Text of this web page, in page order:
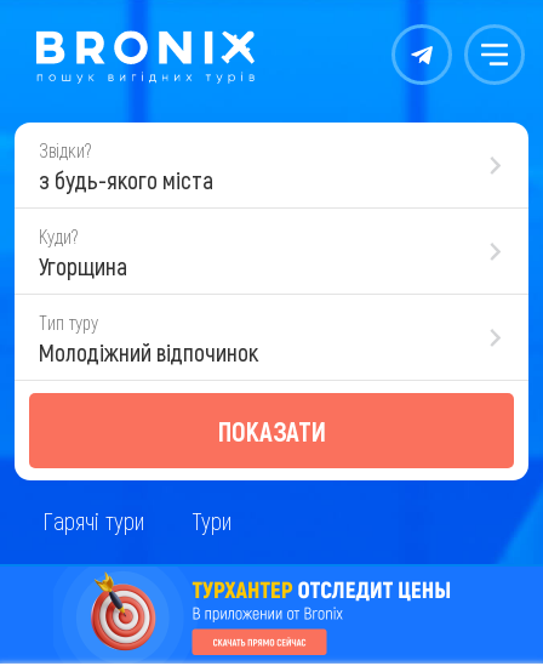
Контакты Меню
Звідки?
з будь-якого міста
Куди?
Угорщина
Тип туру
Молодіжний відпочинок
ПОКАЗАТИ
Гарячі тури Тури